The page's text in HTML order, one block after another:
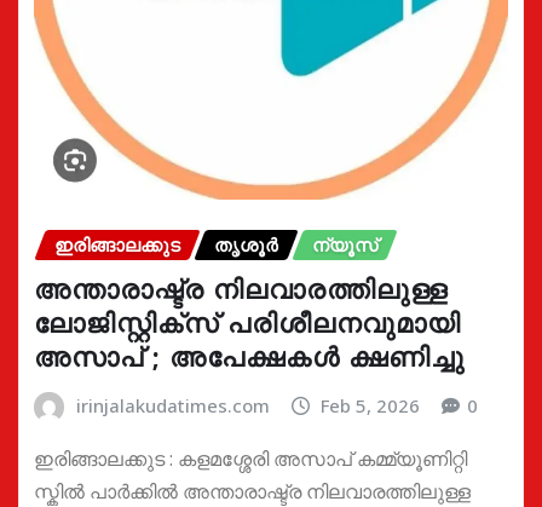
ഇരിങ്ങാലക്കുട തൃശൂർ ന്യൂസ്
അന്താരാഷ്ട്ര നിലവാരത്തിലുള്ള
ലോജിസ്റ്റിക്സ് പരിശീലനവുമായി
അസാപ് ; അപേക്ഷകൾ ക്ഷണിച്ചു
irinjalakudatimes.com Feb 5, 2026 0
ഇരിങ്ങാലക്കുട : കളമശ്ശേരി അസാപ് കമ്മ്യൂണിറ്റി
സ്കിൽ പാർക്കിൽ അന്താരാഷ്ട്ര നിലവാരത്തിലുള്ള